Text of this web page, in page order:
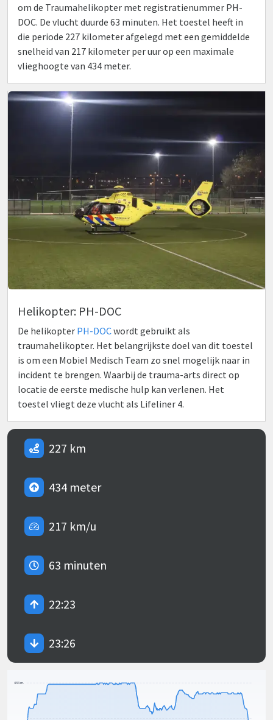
om de Traumahelikopter met registratienummer PH-
DOC. De vlucht duurde 63 minuten. Het toestel heeft in
die periode 227 kilometer afgelegd met een gemiddelde
snelheid van 217 kilometer per uur op een maximale
vlieghoogte van 434 meter.
Helikopter: PH-DOC
De helikopter PH-DOCwordt gebruikt als
traumahelikopter. Het belangrijkste doel van dit toestel
is om een Mobiel Medisch Team zo snel mogelijk naar in
incident te brengen. Waarbij de trauma-arts direct op
locatie de eerste medische hulp kan verlenen. Het
toestel vliegt deze vlucht als Lifeliner 4.
227 km
434 meter
217 km/u
63 minuten
22:23
23:26